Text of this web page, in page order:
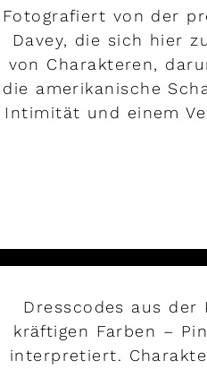
Fotografiert von der
Davey, die sich hier
von Charakteren,
die amerikanische
Intimität und einem
Dresscodes aus
kräftigen Farben –
interpretiert.